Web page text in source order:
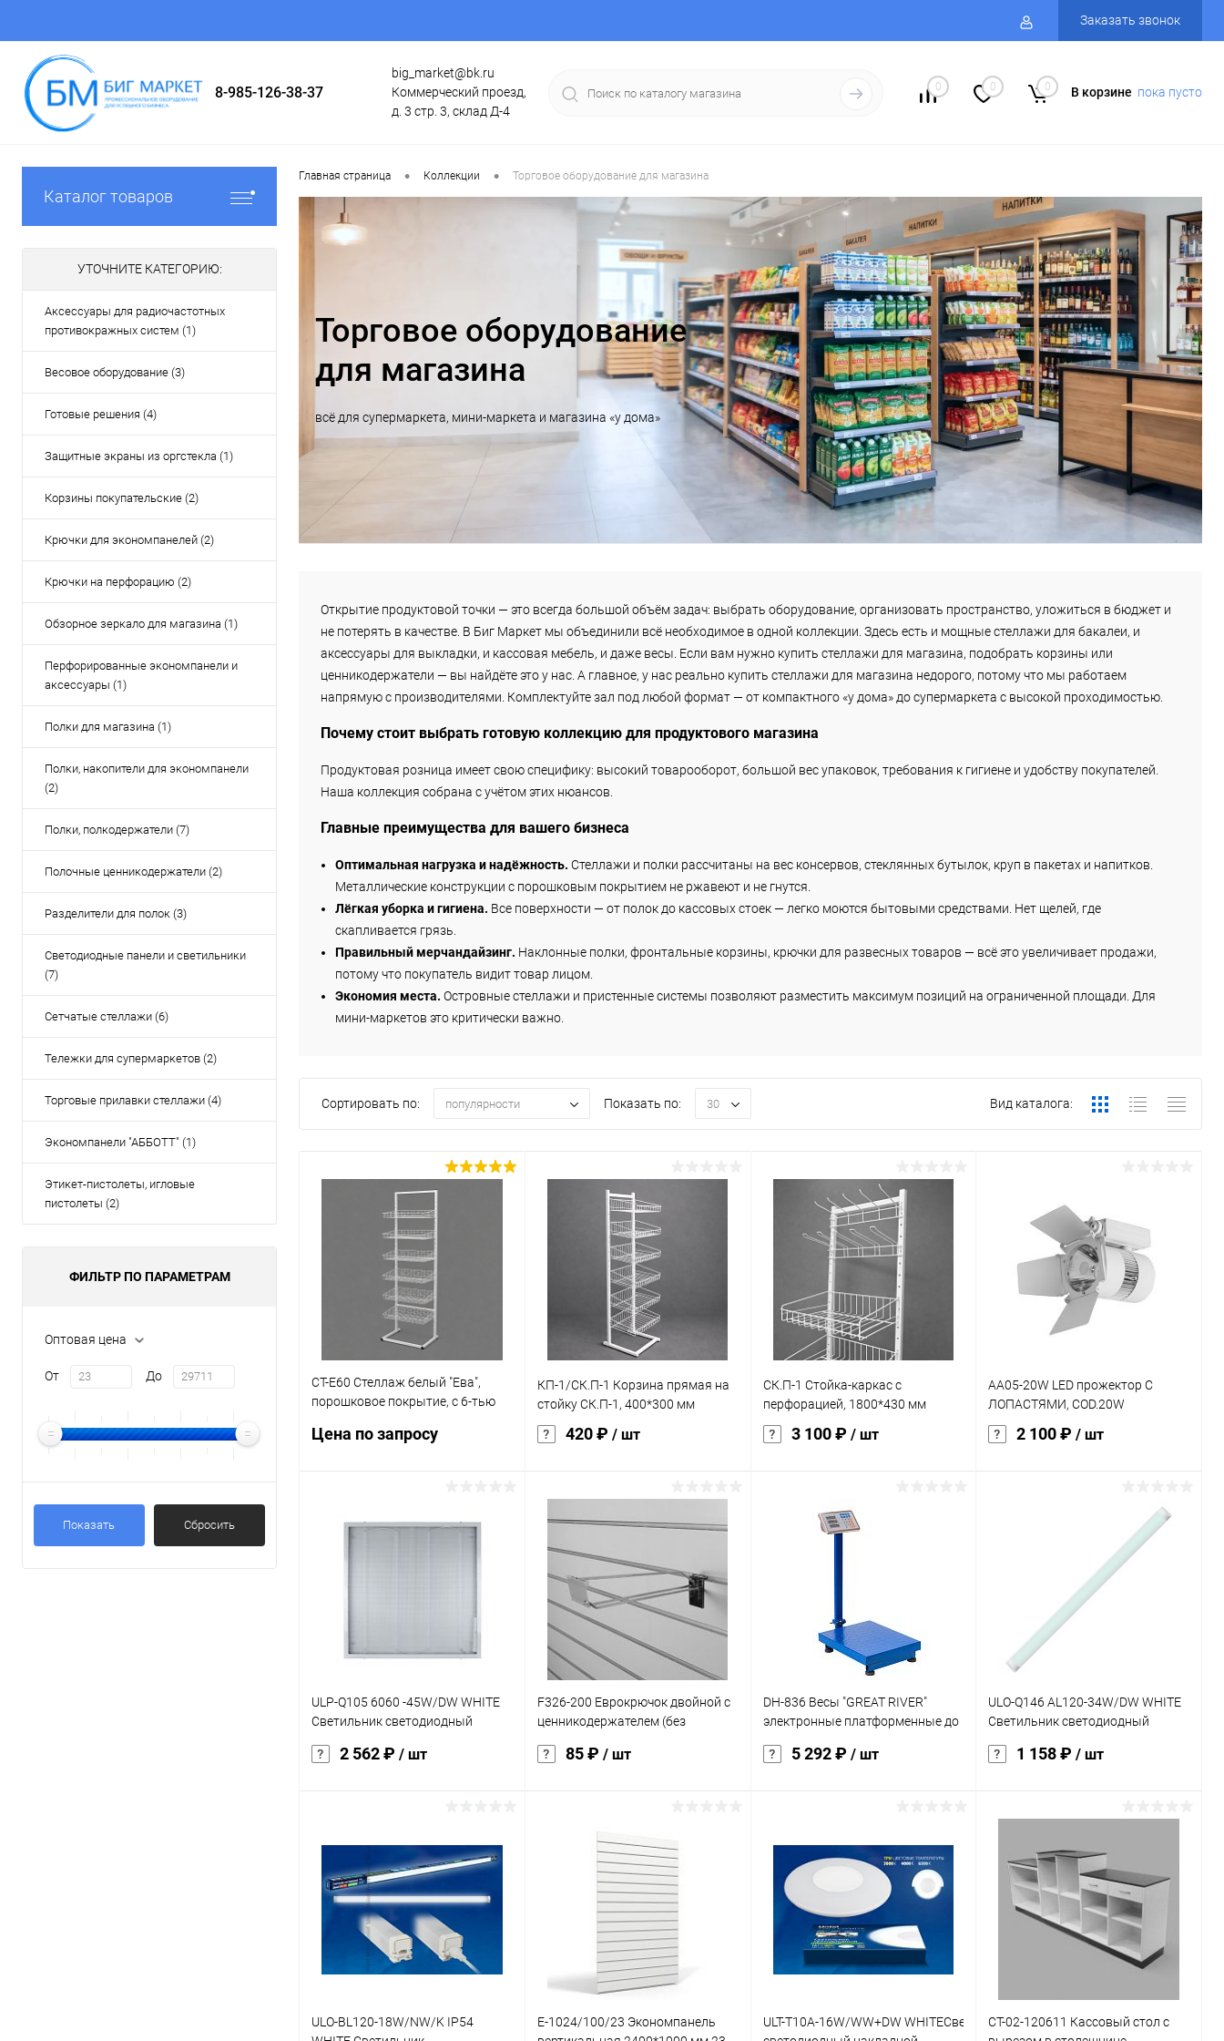
Заказать звонок
8-985-126-38-37
big_market@bk.ru
Коммерческий проезд,
д. 3 стр. 3, склад Д-4
0 0 0 В корзине пока пусто
Каталог товаров
УТОЧНИТЕ КАТЕГОРИЮ:
Аксессуары для радиочастотных
противокражных систем (1)
Весовое оборудование (3)
Готовые решения (4)
Защитные экраны из оргстекла (1)
Корзины покупательские (2)
Крючки для экономпанелей (2)
Крючки на перфорацию (2)
Обзорное зеркало для магазина (1)
Перфорированные экономпанели и
аксессуары (1)
Полки для магазина (1)
Полки, накопители для экономпанели
(2)
Полки, полкодержатели (7)
Полочные ценникодержатели (2)
Разделители для полок (3)
Светодиодные панели и светильники
(7)
Сетчатые стеллажи (6)
Тележки для супермаркетов (2)
Торговые прилавки стеллажи (4)
Экономпанели "АББОТТ" (1)
Этикет-пистолеты, игловые
пистолеты (2)
ФИЛЬТР ПО ПАРАМЕТРАМ
Оптовая цена
От До
Показать Сбросить
Главная страница • Коллекции • Торговое оборудование для магазина
Торговое оборудование
для магазина
всё для супермаркета, мини-маркета и магазина «у дома»
Открытие продуктовой точки — это всегда большой объём задач: выбрать оборудование, организовать пространство, уложиться в бюджет и
не потерять в качестве. В Биг Маркет мы объединили всё необходимое в одной коллекции. Здесь есть и мощные стеллажи для бакалеи, и
аксессуары для выкладки, и кассовая мебель, и даже весы. Если вам нужно купить стеллажи для магазина, подобрать корзины или
ценникодержатели — вы найдёте это у нас. А главное, у нас реально купить стеллажи для магазина недорого, потому что мы работаем
напрямую с производителями. Комплектуйте зал под любой формат — от компактного «у дома» до супермаркета с высокой проходимостью.
Почему стоит выбрать готовую коллекцию для продуктового магазина
Продуктовая розница имеет свою специфику: высокий товарооборот, большой вес упаковок, требования к гигиене и удобству покупателей.
Наша коллекция собрана с учётом этих нюансов.
Главные преимущества для вашего бизнеса
Оптимальная нагрузка и надёжность. Стеллажи и полки рассчитаны на вес консервов, стеклянных бутылок, круп в пакетах и напитков.
Металлические конструкции с порошковым покрытием не ржавеют и не гнутся.
Лёгкая уборка и гигиена. Все поверхности — от полок до кассовых стоек — легко моются бытовыми средствами. Нет щелей, где
скапливается грязь.
Правильный мерчандайзинг. Наклонные полки, фронтальные корзины, крючки для развесных товаров — всё это увеличивает продажи,
потому что покупатель видит товар лицом.
Экономия места. Островные стеллажи и пристенные системы позволяют разместить максимум позиций на ограниченной площади. Для
мини-маркетов это критически важно.
Сортировать по: популярности Показать по: 30 Вид каталога:
СТ-Е60 Стеллаж белый "Ева",
порошковое покрытие, с 6-тью
Цена по запросу
белый
КП-1/СК.П-1 Корзина прямая на
стойку СК.П-1, 400*300 мм
420 ₽ / шт
Купить в 1 клик
В избранное Под заказ
характеристика:
белый
СК.П-1 Стойка-каркас с
перфорацией, 1800*430 мм
3 100 ₽ / шт
В корзину
характеристика:
AA05-20W LED прожектор С
ЛОПАСТЯМИ, COD.20W
2 100 ₽/ шт
К сравнению
ULP-Q105 6060 -45W/DW WHITE
Светильник светодиодный
универсальный.Дневной
2 562 ₽ / шт
Купить в 1 клик К сравнению
В избранное Под заказ
F326-200 Еврокрючок двойной c
ценникодержателем (без
85 ₽ / шт
Купить в 1 клик К сравнению
В избранное Под заказ
DH-836 Весы "GREAT RIVER"
электронные платформенные до
5 292 ₽ / шт
Купить в 1 клик К сравнению
В избранное
ULO-Q146 AL120-34W/DW WHITE
Светильник светодиодный
белый1 158 ₽/ шт
Купить в 1 клик К сравнению
В избранное Под заказ
ULO-BL120-18W/NW/K IP54
E-1024/100/23 Экономпанель
ULT-T10A-16W/WW+DW WHITEСветильникСТ-02-120611 Кассовый стол с